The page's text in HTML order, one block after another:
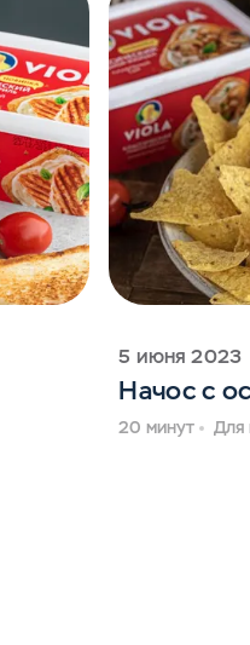
5 июня 2023
Начос с
20 минут Для